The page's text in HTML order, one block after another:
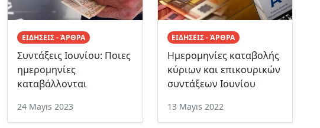
ΕΙΔΗΣΕΙΣ - ΆΡΘΡΑ
Συντάξεις Ιουνίου: Ποιες
ημερομηνίες
καταβάλλονται
24 Mayıs 2023
ΕΙΔΗΣΕΙΣ - ΆΡΘΡΑ
Ημερομηνίες καταβολής
κύριων και επικουρικών
συντάξεων Iουνίου
13 Mayıs 2022